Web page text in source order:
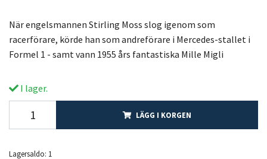
När engelsmannen Stirling Moss slog igenom som
racerförare, körde han som andreförare i Mercedes-stallet i
Formel 1 - samt vann 1955 års fantastiska Mille Migli
I lager.
LÄGG I KORGEN
Lagersaldo: 1